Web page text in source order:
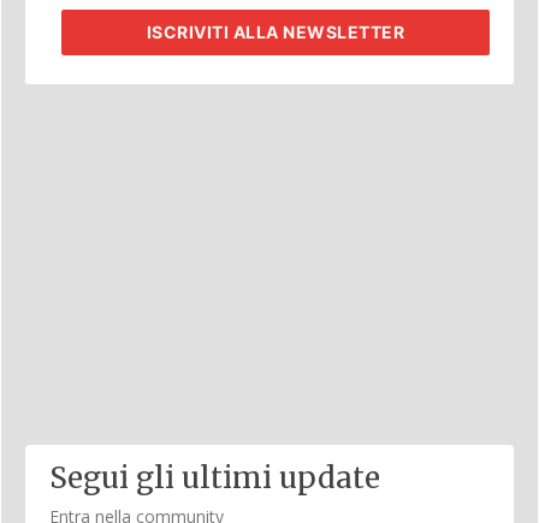
ISCRIVITI ALLA NEWSLETTER
Segui gli ultimi update
Entra nella community